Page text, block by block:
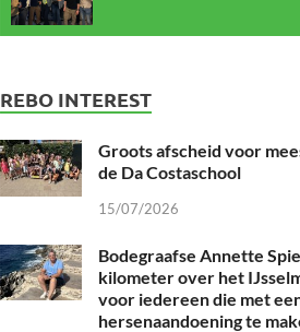
REBO INTEREST
Groots afscheid voor
de Da Costaschool
15/07/2026
Bodegraafse Annette
kilometer over het
voor iedereen die met
hersenaandoening te